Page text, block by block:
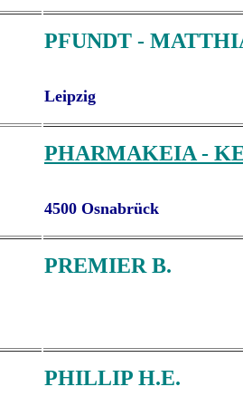
PFUNDT -
Leipzig
PHARMAKEIA -
4500 Osnabrück
PREMIER B.
PHILLIP H.E.